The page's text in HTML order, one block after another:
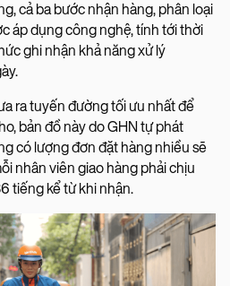
cả ba bước nhận hàng, phân loại
áp dụng công nghệ, tính tới thời
ghi nhận khả năng xử lý
ra tuyến đường tối ưu nhất để
bản đồ này do GHN tự phát
có lượng đơn đặt hàng nhiều sẽ
nhân viên giao hàng phải chịu
tiếng kể từ khi nhận.